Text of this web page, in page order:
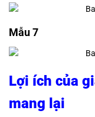
Mẫu 7
Lợi ích của
mang lại